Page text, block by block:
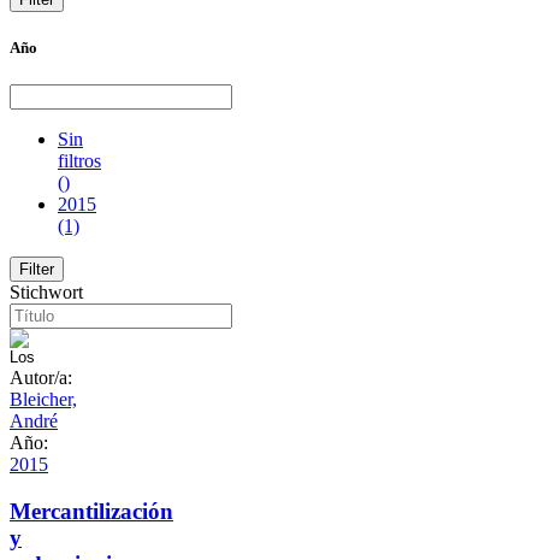
Año
Sin
filtros
()
2015
(1)
Stichwort
Autor/a:
Bleicher,
André
Año:
2015
Mercantilización
y